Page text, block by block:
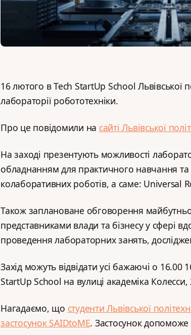
16 лютого в Tech StartUp School Львівської
лабораторії робототехніки.
Про це повідомили на сайті Львівської
На заході презентують можливості
обладнанням для практичного навчання та
колаборативних роботів, а саме: Universal
Також заплановане обговорення
представниками влади та бізнесу у сфері
проведення лабораторних занять,
Захід можуть відвідати усі бажаючі о 16.00
StartUp School на вулиці академіка Колесси,
Нагадаємо, що студенти Львівської
застосунок SAIDtoME. Застосунок